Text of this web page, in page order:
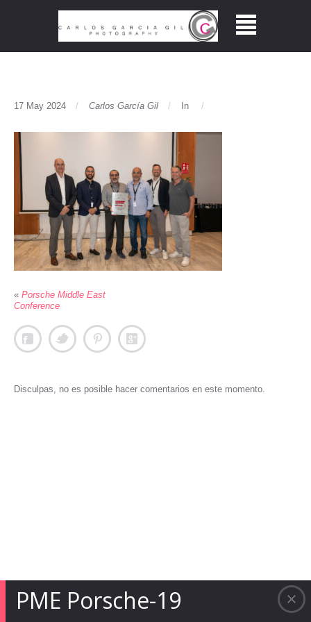
PME Porsche-19
17 May 2024 Carlos García Gil In
« Porsche Middle East
Conference
Disculpas, no es posible hacer comentarios en este momento.